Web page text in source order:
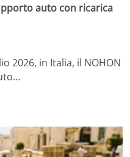
auto con ricarica
2026, in Italia, il NOHON